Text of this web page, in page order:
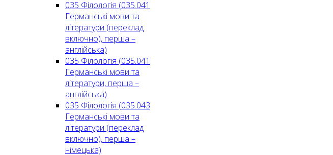
035 Філологія (035.041
Германські мови та
літератури (переклад
включно), перша –
англійська)
035 Філологія (035.041
Германські мови та
літератури, перша –
англійська)
035 Філологія (035.043
Германські мови та
літератури (переклад
включно), перша –
німецька)